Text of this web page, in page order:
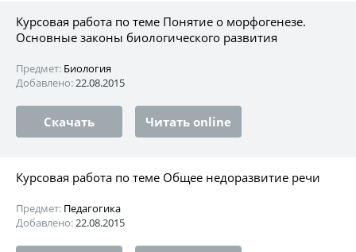
Курсовая работа по теме Понятие о морфогенезе.
Основные законы биологического развития
Предмет: Биология
Добавлено:22.08.2015
Скачать Читать online
Курсовая работа по теме Общее недоразвитие речи
Предмет: Педагогика
Добавлено:22.08.2015